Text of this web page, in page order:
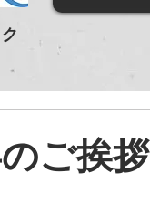
ご挨拶